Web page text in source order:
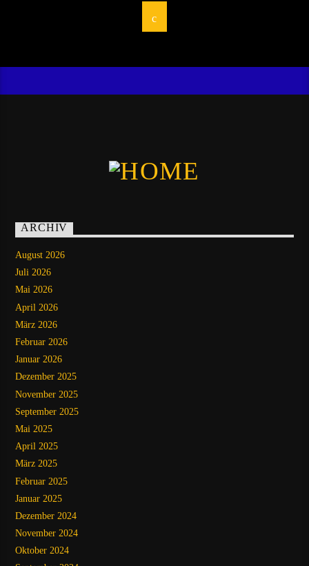
ARCHIV
August 2026
Juli 2026
Mai 2026
April 2026
März 2026
Februar 2026
Januar 2026
Dezember 2025
November 2025
September 2025
Mai 2025
April 2025
März 2025
Februar 2025
Januar 2025
Dezember 2024
November 2024
Oktober 2024